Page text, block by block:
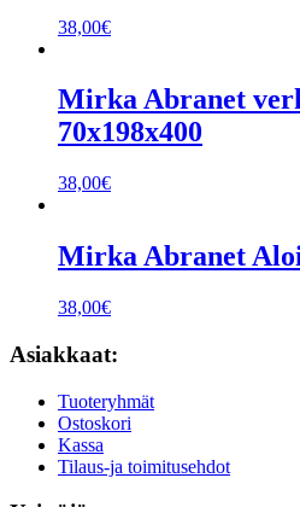
38,00€
Mirka Abranet
70x198x400
38,00€
Mirka Abranet
38,00€
Asiakkaat:
Tuoteryhmät
Ostoskori
Kassa
Tilaus-ja toimitusehdot